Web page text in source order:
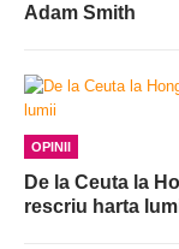
Adam Smith
OPINII
De la Ceuta la
rescriu harta